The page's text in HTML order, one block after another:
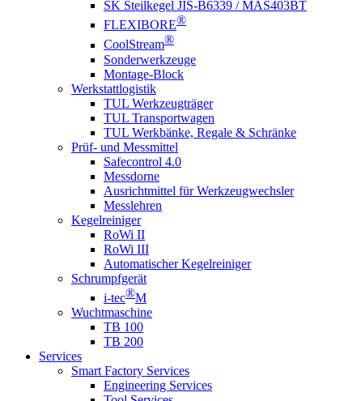
SK Steilkegel JIS-B6339 / MAS403BT
FLEXIBORE®
CoolStream®
Sonderwerkzeuge
Montage-Block
Werkstattlogistik
TUL Werkzeugträger
TUL Transportwagen
TUL Werkbänke, Regale & Schränke
Prüf- und Messmittel
Safecontrol 4.0
Messdorne
Ausrichtmittel für Werkzeugwechsler
Messlehren
Kegelreiniger
RoWi II
RoWi III
Automatischer Kegelreiniger
Schrumpfgerät
i-tec®M
Wuchtmaschine
TB 100
TB 200
Services
Smart Factory Services
Engineering Services